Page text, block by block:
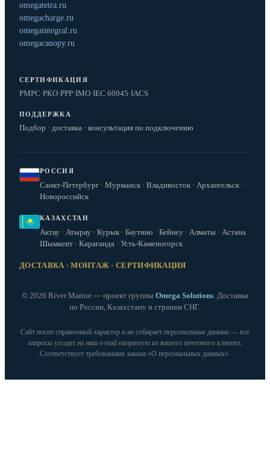
omegatetra.ru
omegacharge.ru
omegaintegral.ru
omegacanopy.ru
СЕРТИФИКАЦИЯ
РМРС·РКО·РРР·IMO·IEC 60945·IACS
ПОДДЕРЖКА
Подбор · доставка · консультация по подключению
РОССИЯ
Санкт-Петербург · Мурманск · Владивосток · Архангельск ·
Новороссийск
КАЗАХСТАН
Актау · Атырау · Курык · Баутино · Бейнеу · Алматы · Астана ·
Шымкент · Караганда · Усть-Каменогорск
ДОСТАВКА · МОНТАЖ · СЕРТИФИКАЦИЯ
© 2026 River Marine — проект группы Omega Solutions. Доставка
по России, Казахстану и странам СНГ.
Сайт носит справочный характер и не собирает персональные данные — все
запросы уходят на наш e‑mail напрямую из вашего почтового клиента.
Соответствует требованиям закона «О персональных данных».